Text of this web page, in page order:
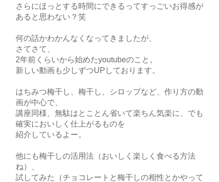
さらにほっとする時間にできるってすっごいお得感が
あると思わない？笑
何の話かわかんなくなってきましたが、
さてさて、
2年前くらいから始めたyoutubeのこと。
新しい動画も少しずつUPしております。
はちみつ梅干し、梅干し、シロップなど、作り方の動
画が中心で、
講座同様、無駄はとことん省いて楽ちん気楽に、でも
確実においしく仕上がるものを
紹介しているよー。
他にも梅干しの活用法（おいしく楽しく食べる方法
ね）、
試してみた（チョコレートと梅干しの相性とかやって